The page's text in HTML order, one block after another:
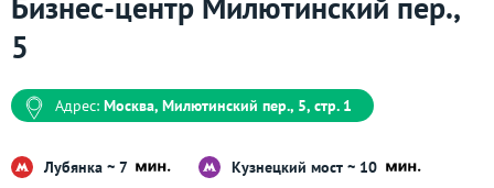
5
Адрес: Москва, Милютинский пер., 5, стр. 1
Лубянка ~ 7 Кузнецкий мост ~ 10